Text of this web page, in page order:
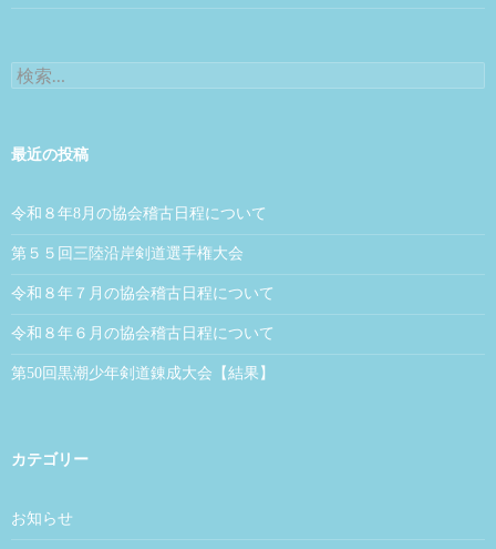
検索:
最近の投稿
令和８年8月の協会稽古日程について
第５５回三陸沿岸剣道選手権大会
令和８年７月の協会稽古日程について
令和８年６月の協会稽古日程について
第50回黒潮少年剣道錬成大会【結果】
カテゴリー
お知らせ